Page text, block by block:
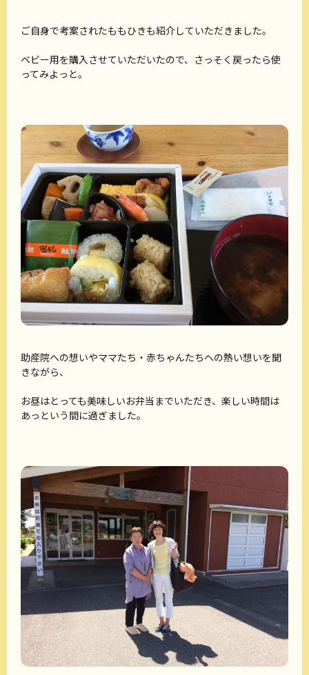
ご自身で考案されたももひきも紹介していただきました。
ベビー用を購入させていただいたので、さっそく戻ったら使
ってみよっと。
助産院への想いやママたち・赤ちゃんたちへの熱い想いを聞
きながら、
お昼はとっても美味しいお弁当までいただき、楽しい時間は
あっという間に過ぎました。